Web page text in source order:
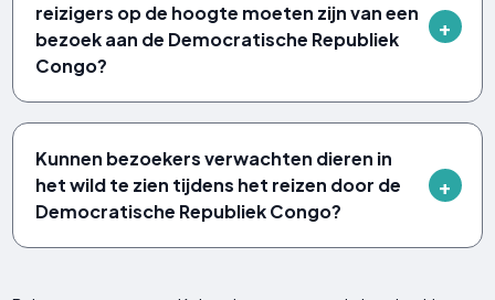
reizigers op de hoogte moeten zijn van een
bezoek aan de Democratische Republiek
Congo?
Kunnen bezoekers verwachten dieren in
het wild te zien tijdens het reizen door de
Democratische Republiek Congo?